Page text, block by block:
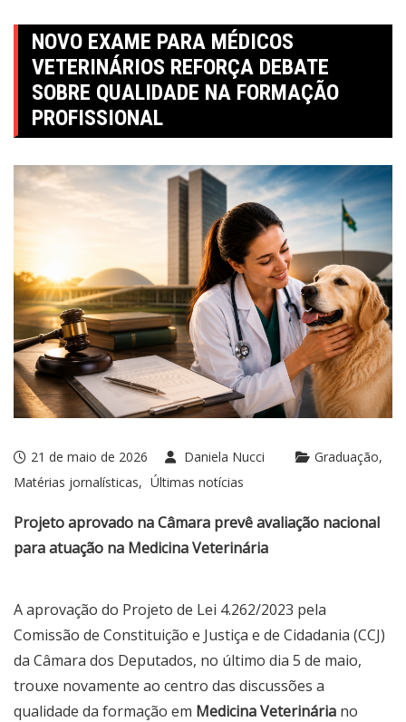
NOVO EXAME PARA MÉDICOS
VETERINÁRIOS REFORÇA DEBATE
SOBRE QUALIDADE NA FORMAÇÃO
PROFISSIONAL
21 de maio de 2026 Daniela Nucci
Graduação
Matérias jornalísticas
Últimas notícias
Projeto aprovado na Câmara prevê avaliação nacional
para atuação na Medicina Veterinária
A aprovação do Projeto de Lei 4.262/2023 pela
Comissão de Constituição e Justiça e de Cidadania (CCJ)
da Câmara dos Deputados, no último dia 5 de maio,
trouxe novamente ao centro das discussões a
qualidade da formação em Medicina Veterinária no